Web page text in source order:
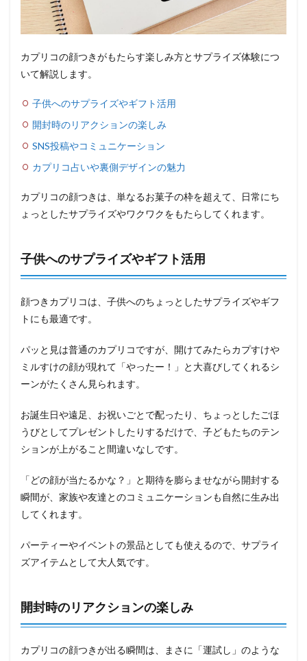
カプリコの顔つきがもたらす楽しみ方とサプライズ体験につ
いて解説します。
子供へのサプライズやギフト活用
開封時のリアクションの楽しみ
SNS投稿やコミュニケーション
カプリコ占いや裏側デザインの魅力
カプリコの顔つきは、単なるお菓子の枠を超えて、日常にち
ょっとしたサプライズやワクワクをもたらしてくれます。
子供へのサプライズやギフト活用
顔つきカプリコは、子供へのちょっとしたサプライズやギフ
トにも最適です。
パッと見は普通のカプリコですが、開けてみたらカプすけや
ミルすけの顔が現れて「やったー！」と大喜びしてくれるシ
ーンがたくさん見られます。
お誕生日や遠足、お祝いごとで配ったり、ちょっとしたごほ
うびとしてプレゼントしたりするだけで、子どもたちのテン
ションが上がること間違いなしです。
「どの顔が当たるかな？」と期待を膨らませながら開封する
瞬間が、家族や友達とのコミュニケーションも自然に生み出
してくれます。
パーティーやイベントの景品としても使えるので、サプライ
ズアイテムとして大人気です。
開封時のリアクションの楽しみ
カプリコの顔つきが出る瞬間は、まさに「運試し」のような